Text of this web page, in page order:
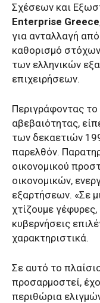
Σχέσεων και
Enterprise Greece
για ανταλλαγή
καθορισμό
των ελληνικών
επιχειρήσεων.
Περιγράφοντας
αβεβαιότητας,
των δεκαετιών
παρελθόν.
οικονομικού
οικονομικών,
εξαρτήσεων. «Σε
χτίζουμε γέφυρες,
κυβερνήσεις
χαρακτηριστικά.
Σε αυτό το
προσαρμοστεί,
περιθώρια